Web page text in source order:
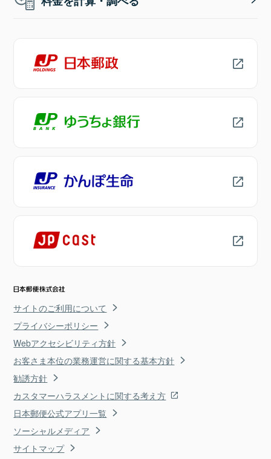
サイトのご利用について
プライバシーポリシー
Webアクセシビリティ方針
お客さま本位の業務運営に関する基本方針
勧誘方針
カスタマーハラスメントに関する考え方
日本郵便公式アプリ一覧
ソーシャルメディア
サイトマップ